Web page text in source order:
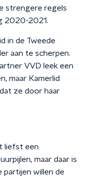
strengere regels
2020-2021.
in de Tweede
aan te scherpen.
VVD leek een
maar Kamerlid
ze door haar
liefst een
maar daar is
partijen willen de